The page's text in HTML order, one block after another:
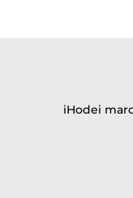
iHodei